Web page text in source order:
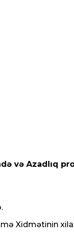
və Azadlıq
Xidmətinin